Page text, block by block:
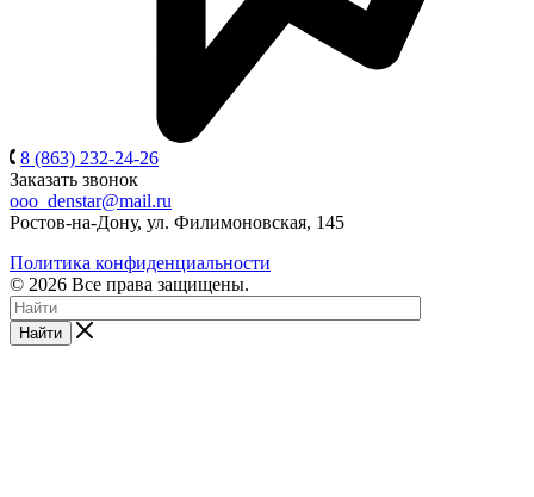
8 (863) 232-24-26
Заказать звонок
ooo_denstar@mail.ru
Ростов-на-Дону, ул. Филимоновская, 145
Политика конфиденциальности
© 2026 Все права защищены.
Найти